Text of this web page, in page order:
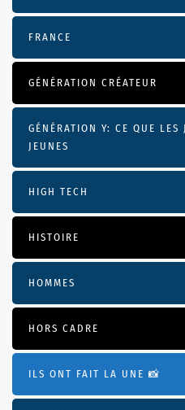
FRANCE
GÉNÉRATION CRÉATEUR
GÉNÉRATION Y: CE QUE LES
JEUNES
HIGH TECH
HISTOIRE
HOMMES
HORS CADRE
ILS ONT FAIT LA UNE 📸